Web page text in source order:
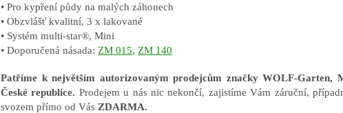
• Pro kypření půdy na malých záhonech
• Obzvlášť kvalitní, 3 x lakované
• Systém multi-star®, Mini
• Doporučená násada: ZM 015, ZM 140
Patříme k největším autorizovaným prodejcům značky WOLF-
České republice. Prodejem u nás nic nekončí, zajistíme Vám záruční,
svozem přímo od Vás ZDARMA.